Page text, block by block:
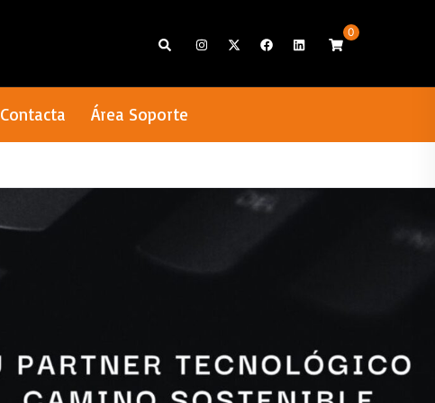
Search
0
Contacta Área Soporte